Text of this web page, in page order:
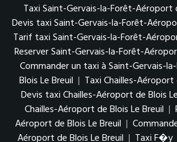
Taxi Saint-Gervais-la-Forêt-Aéroport
Devis taxi Saint-Gervais-la-Forêt-
Tarif taxi Saint-Gervais-la-Forêt-
Reserver Saint-Gervais-la-Forêt-
Commander un taxi à Saint-Gervais-
Blois Le Breuil | Taxi Chailles-Aéroport
Devis taxi Chailles-Aéroport de Blois
Chailles-Aéroport de Blois Le Breuil |
Aéroport de Blois Le Breuil |
Aéroport de Blois Le Breuil | Taxi F�y